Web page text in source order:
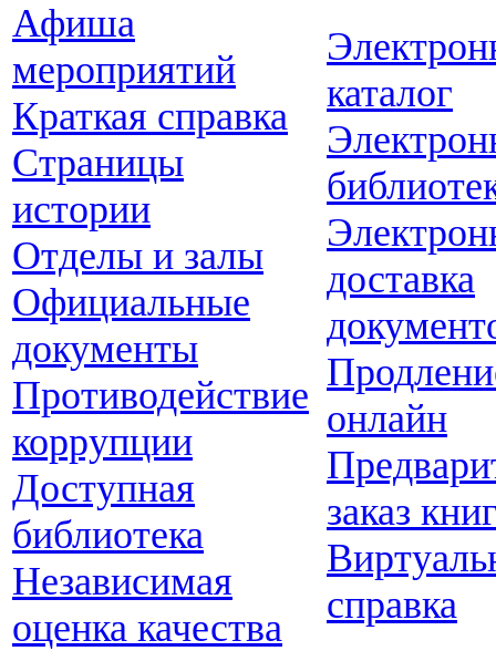
Афиша
мероприятий
Краткая справка
Страницы
истории
Отделы и залы
Официальные
документы
Противодействие
коррупции
Доступная
библиотека
Независимая
оценка качества
каталог
доставка
онлайн
заказ
справка